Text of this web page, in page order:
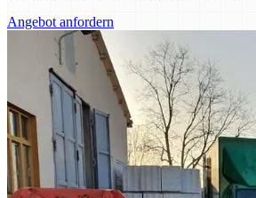
Angebot anfordern